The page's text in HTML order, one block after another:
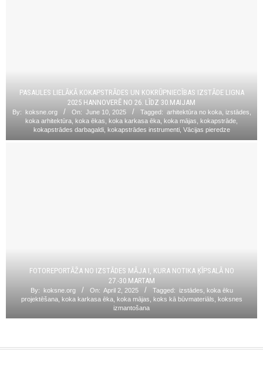
PASAULES LIELĀKĀ KOKAPSTRĀDES UN KOKRŪPNIECĪBAS IZSTĀDE LIGNA
2025 HANNOVERĒ NO 26. LĪDZ 30.MAIJAM
By: koksne.org On: June 10, 2025 Tagged: arhitektūra no koka izstādes
koka arhitektūra
koka ēkas koka karkasa ēka koka mājas kokapstrāde
kokapstrādes darbagaldi, kokapstrādes instrumenti, Vācijas pieredze
FOTOREPORTĀŽA NO IZSTĀDES MĀJA I, KURA NOTIKA ĶĪPSALĀ NO
27.-30.MARTAM
By: koksne.org On: April 2, 2025 Tagged: izstādes
koka ēku
projektēšana, koka karkasa ēka, koka mājas koks kā būvmateriāls
koksnes
izmantošana